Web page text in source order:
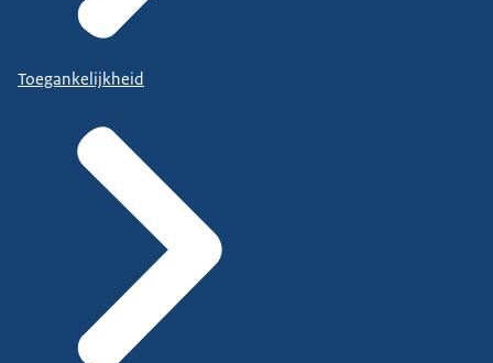
Toegankelijkheid